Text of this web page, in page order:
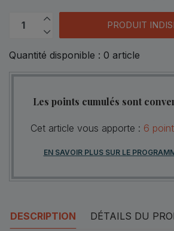
PRODUIT
Quantité disponible : 0 article
Les points cumulés sont
Cet article vous apporte : 6
EN SAVOIR PLUS SUR LE
DESCRIPTION DÉTAILS DU